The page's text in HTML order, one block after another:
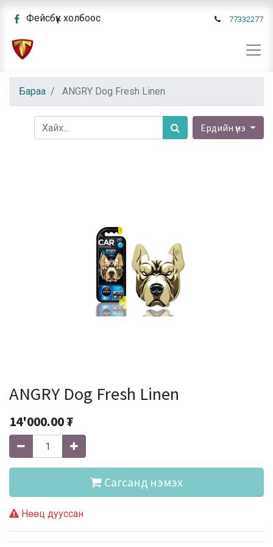
Фейсбүүк холбоос 77332277
Бараа ANGRY Dog Fresh Linen
Ердийн үнэ
ANGRY Dog Fresh Linen
14'000.00₮
Сагсанд нэмэх
Нөөц дууссан